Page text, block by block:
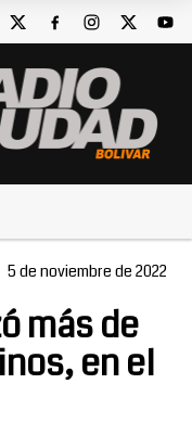
5 de noviembre de 2022
más de
en el